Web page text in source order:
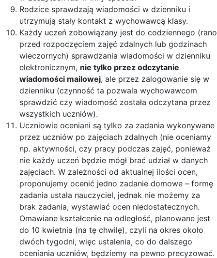
Rodzice sprawdzają wiadomości w dzienniku i
utrzymują stały kontakt z wychowawcą klasy.
Każdy uczeń zobowiązany jest do codziennego (rano
przed rozpoczęciem zajęć zdalnych lub godzinach
wieczornych) sprawdzania wiadomości w dzienniku
elektronicznym, nie tylko przez odczytanie
wiadomości mailowej, ale przez zalogowanie się w
dzienniku (czynność ta pozwala wychowawcom
sprawdzić czy wiadomość została odczytana przez
wszystkich uczniów).
Uczniowie oceniani są tylko za zadania wykonywane
przez uczniów po zajęciach zdalnych (nie oceniamy
np. aktywności, czy pracy podczas zajęć, ponieważ
nie każdy uczeń będzie mógł brać udział w danych
zajęciach. W zależności od aktualnej ilości ocen,
proponujemy ocenić jedno zadanie domowe – formę
zadania ustala nauczyciel, jednak nie możemy za
brak zadania, wystawiać ocen niedostatecznych.
Omawiane kształcenie na odległość, planowane jest
do 10 kwietnia (na tę chwilę), czyli na okres około
dwóch tygodni, więc ustalenia, co do dalszego
oceniania uczniów, będziemy na pewno precyzować.